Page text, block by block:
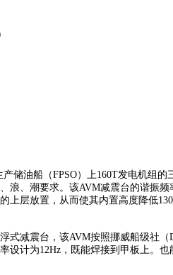
储油船（FPSO）上160T发电机组
、潮要求。该AVM减震台的谐振
层放置，从而使其内置高度降低
式减震台，该AVM按照挪威船级社
计为12Hz，既能焊接到甲板上。